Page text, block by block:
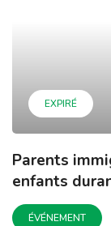
EXPIRÉ
Parents
enfants
ÉVÉNEMENT